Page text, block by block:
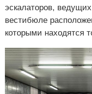
эскалаторов,
вестибюле
которыми находятся